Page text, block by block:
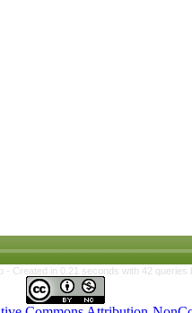
- Created in 0.21 seconds with 42 queries